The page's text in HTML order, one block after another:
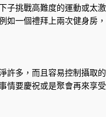
子挑戰高難度的運動或太激
如一個禮拜上兩次健身房，
許多，而且容易控制攝取的
情要慶祝或是聚會再來享受